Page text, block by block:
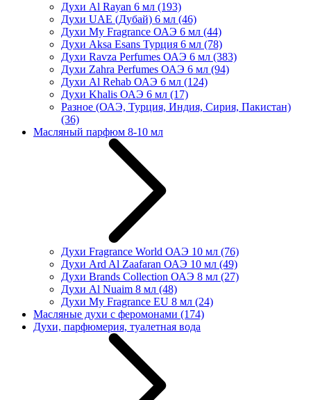
Духи Al Rayan 6 мл (193)
Духи UAE (Дубай) 6 мл (46)
Духи My Fragrance ОАЭ 6 мл (44)
Духи Aksa Esans Турция 6 мл (78)
Духи Ravza Perfumes ОАЭ 6 мл (383)
Духи Zahra Perfumes ОАЭ 6 мл (94)
Духи Al Rehab ОАЭ 6 мл (124)
Духи Khalis ОАЭ 6 мл (17)
Разное (ОАЭ, Турция, Индия, Сирия, Пакистан)
(36)
Масляный парфюм 8-10 мл
Духи Fragrance World ОАЭ 10 мл (76)
Духи Ard Al Zaafaran ОАЭ 10 мл (49)
Духи Brands Collection ОАЭ 8 мл (27)
Духи Al Nuaim 8 мл (48)
Духи My Fragrance EU 8 мл (24)
Масляные духи с феромонами (174)
Духи, парфюмерия, туалетная вода